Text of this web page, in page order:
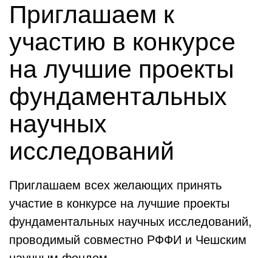
Приглашаем к
участию в конкурсе
на лучшие проекты
фундаментальных
научных
исследований
Приглашаем всех желающих принять
участие в конкурсе на лучшие проекты
фундаментальных научных исследований,
проводимый совместно РФФИ и Чешским